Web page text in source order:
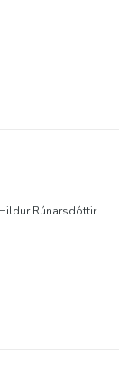
Rúnarsdóttir.